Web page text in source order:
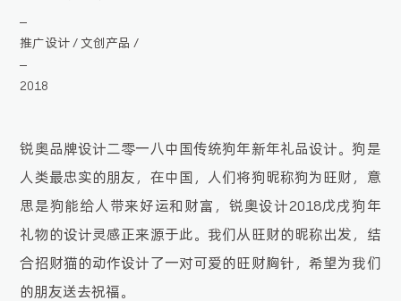
推广设计 / 文创产品 /
2018
锐奥品牌设计二零一八中国传统狗年新年礼品设计。狗是
人类最忠实的朋友，在中国，人们将狗昵称狗为旺财，意
思是狗能给人带来好运和财富，锐奥设计2018戊戌狗年
礼物的设计灵感正来源于此。我们从旺财的昵称出发，结
合招财猫的动作设计了一对可爱的旺财胸针，希望为我们
的朋友送去祝福。